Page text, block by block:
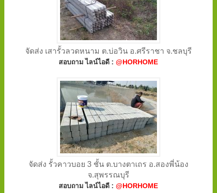
จัดส่ง เสารั้วลวดหนาม ต.บ่อวิน อ.ศรีราชา จ.ชลบุรี
สอบถาม ไลน์ไอดี :@HORHOME
จัดส่ง รั้วคาวบอย 3 ชั้น ต.บางตาเถร อ.สองพี่น้อง
จ.สุพรรณบุรี
สอบถาม ไลน์ไอดี :@HORHOME